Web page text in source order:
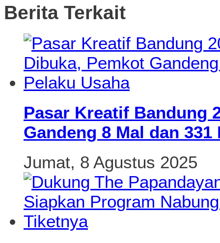
Berita Terkait
Pasar Kreatif Bandung
Gandeng 8 Mal dan 331
Jumat, 8 Agustus 2025